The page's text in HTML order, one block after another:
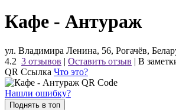
Кафе - Антураж
ул. Владимира Ленина, 56, Рогачёв,
4.2 3 отзывов | Оставить отзыв | В
QR Ссылка Что это?
Нашли ошибку?
Поднять в топ